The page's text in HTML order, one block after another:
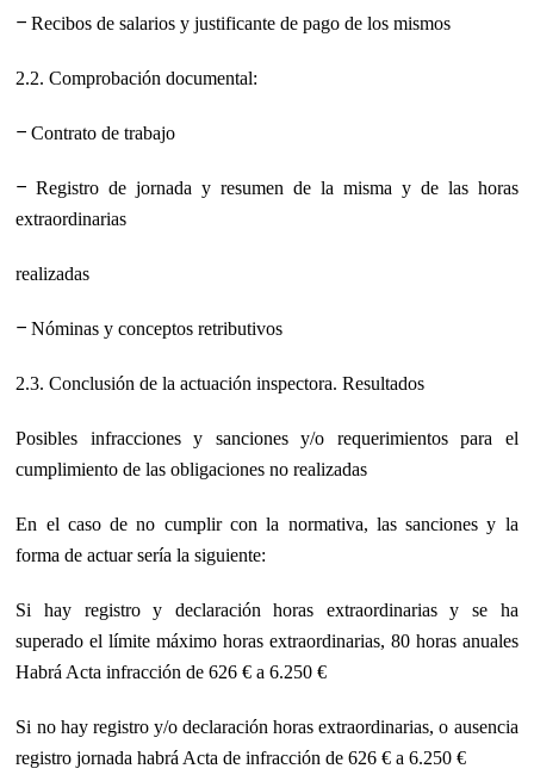
−Recibos de salarios y justificante de pago de los mismos
2.2. Comprobación documental:
−Contrato de trabajo
−Registro de jornada y resumen de la misma y de las horas
extraordinarias
realizadas
−Nóminas y conceptos retributivos
2.3. Conclusión de la actuación inspectora. Resultados
Posibles infracciones y sanciones y/o requerimientos para el
cumplimiento de lasobligaciones no realizadas
En el caso de no cumplir con la normativa, las sanciones y la
forma de actuar sería la siguiente:
Si hay registro y declaración horas extraordinarias y se ha
superado el límite máximo horas extraordinarias, 80 horas anuales
Habrá Acta infracción de 626 € a 6.250 €
Si no hay registro y/o declaración horas extraordinarias, o ausencia
registro jornada habrá Acta de infracción de 626 € a 6.250 €